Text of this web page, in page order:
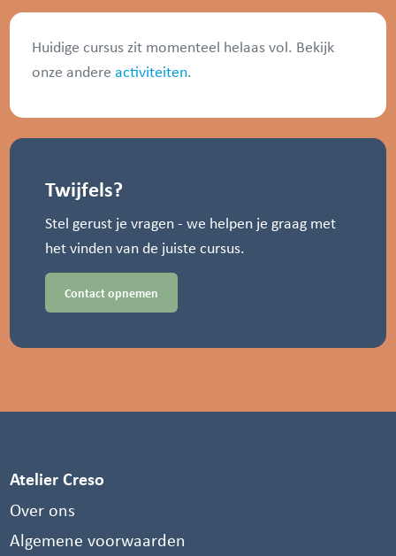
Huidige cursus zit momenteel helaas vol. Bekijk
onze andereactiviteiten.
Twijfels?
Stel gerust je vragen - we helpen je graag met
het vinden van de juiste cursus.
Contact opnemen
Atelier Creso
Over ons
Algemene voorwaarden